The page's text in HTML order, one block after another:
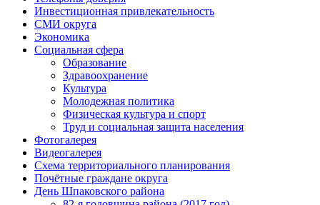
Инвестиционная привлекательность
СМИ округа
Экономика
Социальная сфера
Образование
Здравоохранение
Культура
Молодежная политика
Физическая культура и спорт
Труд и социальная защита населения
Фотогалерея
Видеогалерея
Схема территориального планирования
Почётные граждане округа
День Шпаковского района